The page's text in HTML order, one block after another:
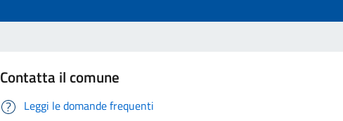
Contatta il comune
Leggi le domande frequenti